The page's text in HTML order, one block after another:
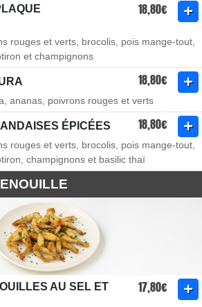
18,80€
rouges et verts, brocolis, pois mange-tout,
et champignons
18,80€
ananas, poivrons rouges et verts
ÉPICÉES 18,80€
rouges et verts, brocolis, pois mange-tout,
champignons et basilic thaï
AU SEL ET
17,80€